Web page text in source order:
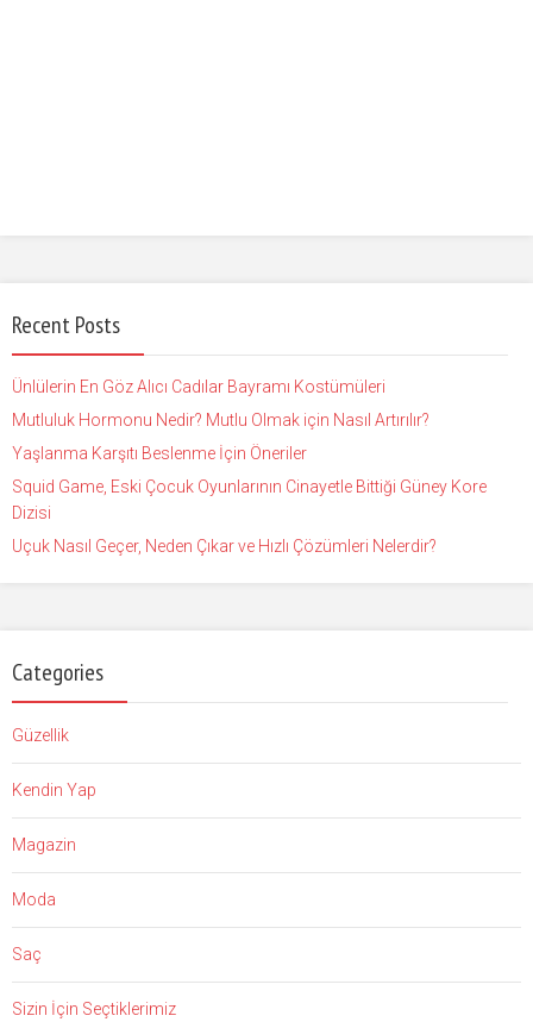
Recent Posts
Ünlülerin En Göz Alıcı Cadılar Bayramı Kostümüleri
Mutluluk Hormonu Nedir? Mutlu Olmak için Nasıl Artırılır?
Yaşlanma Karşıtı Beslenme İçin Öneriler
Squid Game, Eski Çocuk Oyunlarının Cinayetle Bittiği Güney Kore
Dizisi
Uçuk Nasıl Geçer, Neden Çıkar ve Hızlı Çözümleri Nelerdir?
Categories
Güzellik
Kendin Yap
Magazin
Moda
Saç
Sizin İçin Seçtiklerimiz